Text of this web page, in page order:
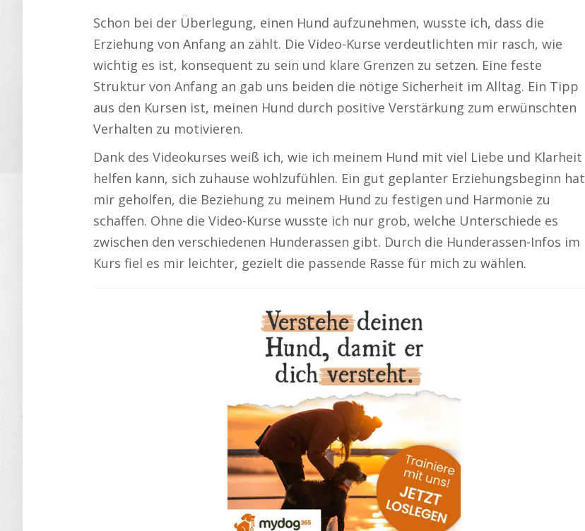
Schon bei der Überlegung, einen Hund aufzunehmen, wusste ich, dass die
Erziehung von Anfang an zählt. Die Video-Kurse verdeutlichten mir rasch, wie
wichtig es ist, konsequent zu sein und klare Grenzen zu setzen. Eine feste
Struktur von Anfang an gab uns beiden die nötige Sicherheit im Alltag. Ein Tipp
aus den Kursen ist, meinen Hund durch positive Verstärkung zum erwünschten
Verhalten zu motivieren.
Dank des Videokurses weiß ich, wie ich meinem Hund mit viel Liebe und Klarheit
helfen kann, sich zuhause wohlzufühlen. Ein gut geplanter Erziehungsbeginn hat
mir geholfen, die Beziehung zu meinem Hund zu festigen und Harmonie zu
schaffen. Ohne die Video-Kurse wusste ich nur grob, welche Unterschiede es
zwischen den verschiedenen Hunderassen gibt. Durch die Hunderassen-Infos im
Kurs fiel es mir leichter, gezielt die passende Rasse für mich zu wählen.